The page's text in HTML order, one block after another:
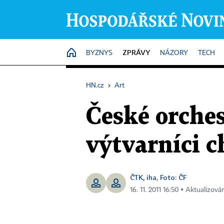
HOME
BYZNYS ZPRÁVY NÁZORY TECH
HN.cz › Art
České
výtvarníci
ČTK, iha, Foto: ČF
16. 11. 2011 16:50 ▪